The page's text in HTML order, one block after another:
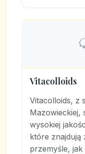
Vitacolloids
Vitacolloids, z
Mazowieckiej,
wysokiej
które znajdują
przemyśle, jak